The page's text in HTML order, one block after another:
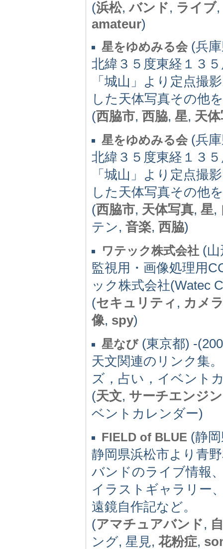
(浜松,バンド, ライブ,
amateur)
星をゆめみる会(兵庫
北緯３５度東経１３
「城山」より定点撮
した天体写真その他
(西脇市, 西脇, 星, 天
星をゆめみる会(兵庫
北緯３５度東経１３
「城山」より定点撮
した天体写真その他
(西脇市, 天体写真, 星,
テン, 音楽, 西脇)
ワテック株式会社 (
監視用・画像処理用
ック株式会社(Watec
(セキュリティ , カメ
像, spy)
星なび(東京都) -
天文関連のリンク集
ズ，占い，イベント
(天文, サーチエンジン
ベントカレンダー)
FIELD of BLUE (静
静岡県浜松市より青
バンドのライブ情報
イラストギャラリー
遠鏡自作記など。
(アマチュアバンド,
ング, 星見, 花粉症,